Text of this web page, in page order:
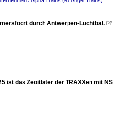
durch Antwerpen-Luchtbal. 
ist das Zeoitlater der TRAXXen mit NS